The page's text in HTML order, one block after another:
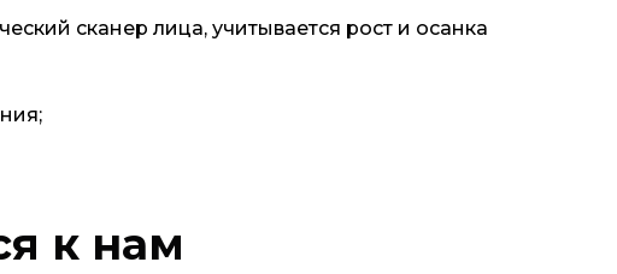
сканер лица, учитывается рост и осанка
к нам